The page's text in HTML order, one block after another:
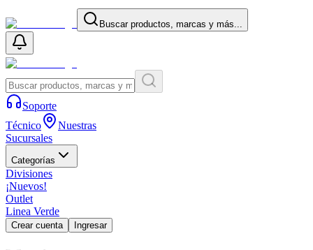
Buscar productos, marcas y más...
Soporte
Técnico
Nuestras
Sucursales
Categorías
Divisiones
¡Nuevos!
Outlet
Linea Verde
Crear cuenta Ingresar